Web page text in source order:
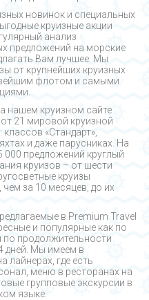
новинок и специальных
круизные акции
анализ
предложений на морские
Вам лучшее. Мы
от крупнейших круизных
флотом и самыми
нашем круизном сайте
21 мировой круизной
«Стандарт»,
и даже парусниках. На
000 предложений круглый
круизов – от шести
круизы
за 10 месяцев, до их
в Premium Travel
и популярные как по
по продолжительности
дней. Мы имеем в
лайнерах, где есть
меню в ресторанах на
групповые экскурсии в
языке.